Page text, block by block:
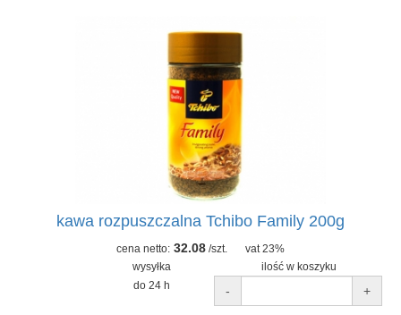
kawa rozpuszczalna Tchibo Family 200g
cena netto: 32.08 /szt.
vat 23%
wysyłka
ilość w koszyku
do 24 h
- +